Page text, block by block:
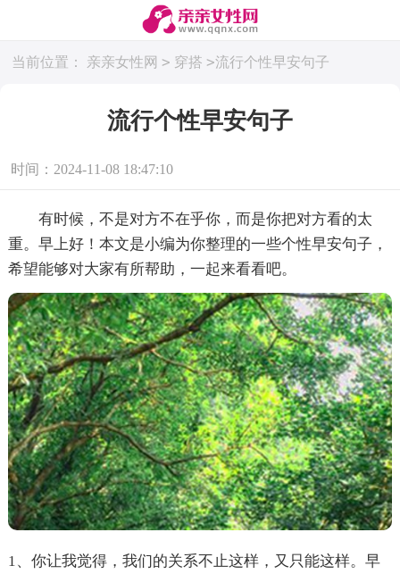
当前位置： 亲亲女性网 > 穿搭 >流行个性早安句子
流行个性早安句子
时间：2024-11-08 18:47:10
有时候，不是对方不在乎你，而是你把对方看的太
重。早上好！本文是小编为你整理的一些个性早安句子，
希望能够对大家有所帮助，一起来看看吧。
1、你让我觉得，我们的关系不止这样，又只能这样。早